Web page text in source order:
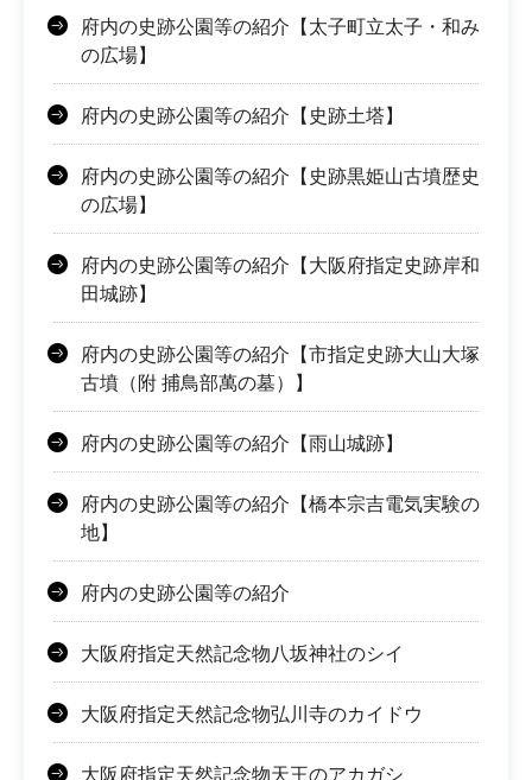
府内の史跡公園等の紹介【太子町立太子・和み
の広場】
府内の史跡公園等の紹介【史跡土塔】
府内の史跡公園等の紹介【史跡黒姫山古墳歴史
の広場】
府内の史跡公園等の紹介【大阪府指定史跡岸和
田城跡】
府内の史跡公園等の紹介【市指定史跡大山大塚
古墳（附 捕鳥部萬の墓）】
府内の史跡公園等の紹介【雨山城跡】
府内の史跡公園等の紹介【橋本宗吉電気実験の
地】
府内の史跡公園等の紹介
大阪府指定天然記念物八坂神社のシイ
大阪府指定天然記念物弘川寺のカイドウ
大阪府指定天然記念物天王のアカガシ